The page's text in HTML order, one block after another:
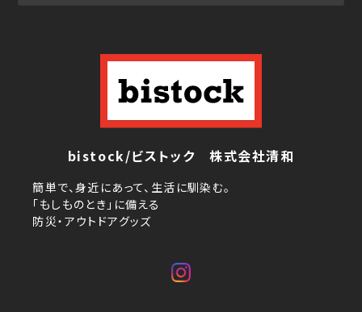
bistock/ビストック 株式会社清和
簡単で、身近にあって、生活に馴染む。
「もしものとき」に備える
防災・アウトドアグッズ